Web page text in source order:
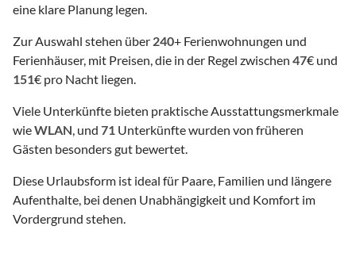
eine klare Planung legen.
Zur Auswahl stehen über 240+ Ferienwohnungen und
Ferienhäuser, mit Preisen, die in der Regel zwischen 47€ und
151€ pro Nacht liegen.
Viele Unterkünfte bieten praktische Ausstattungsmerkmale
wieWLAN , und 71 Unterkünfte wurden von früheren
Gästen besonders gut bewertet.
Diese Urlaubsform ist ideal für Paare, Familien und längere
Aufenthalte, bei denen Unabhängigkeit und Komfort im
Vordergrund stehen.